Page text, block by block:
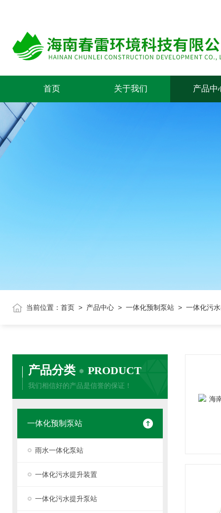
首页 关于我们 产品中
当前位置： 首页 > 产品中心 > 一体化预制泵站 > 一体化污
产品分类 PRODUCT
我们相信好的产品是信誉的保证！
一体化预制泵站
雨水一体化泵站
一体化污水提升装置
一体化污水提升泵站